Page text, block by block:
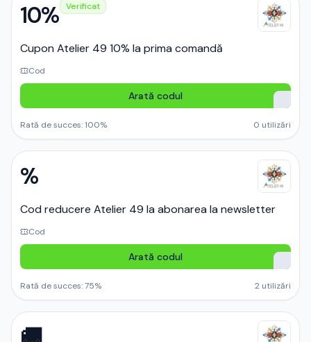
10% Verificat
Cupon Atelier 49 10% la prima comandă
Cod
Arată codul
Rată de succes:100% 0 utilizări
%
Cod reducere Atelier 49 la abonarea la newsletter
Cod
Arată codul
Rată de succes:75% 2 utilizări